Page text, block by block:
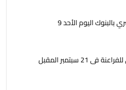
أسعار الدولار أمام الجنيه المصري بالبنوك اليوم الأحد 9
سبتمبر المقبل